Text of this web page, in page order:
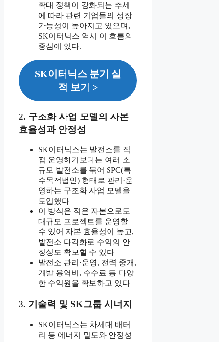
확대 정책이 강화되는 추세
에 따라 관련 기업들의 성장
가능성이 높아지고 있으며,
SK이터닉스 역시 이 흐름의
중심에 있다.
SK이터닉스 분기 실
적 보기 >
2. 구조화 사업 모델의 자본
효율성과 안정성
SK이터닉스는 발전소를 직
접 운영하기보다는 여러 소
규모 발전소를 묶어 SPC(특
수목적법인) 형태로 관리·운
영하는 구조화 사업 모델을
도입했다
이 방식은 적은 자본으로도
대규모 프로젝트를 운영할
수 있어 자본 효율성이 높고,
발전소 다각화로 수익의 안
정성도 확보할 수 있다
발전소 관리·운영, 전력 중개,
개발 용역비, 수수료 등 다양
한 수익원을 확보하고 있다
3. 기술력 및 SK그룹 시너지
SK이터닉스는 차세대 배터
리 등 에너지 밀도와 안정성